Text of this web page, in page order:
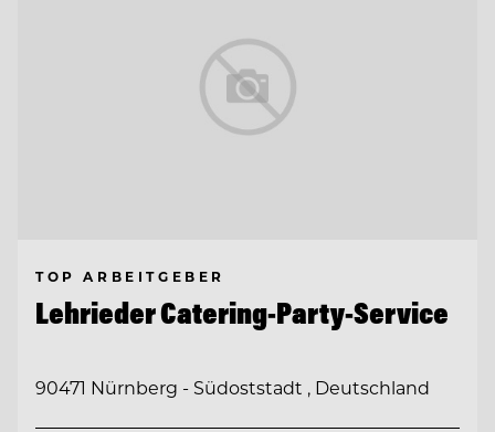
TOP ARBEITGEBER
Lehrieder Catering-Party-Service
90471 Nürnberg - Südoststadt , Deutschland